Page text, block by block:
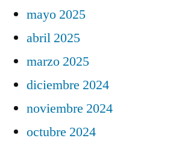
mayo 2025
abril 2025
marzo 2025
diciembre 2024
noviembre 2024
octubre 2024